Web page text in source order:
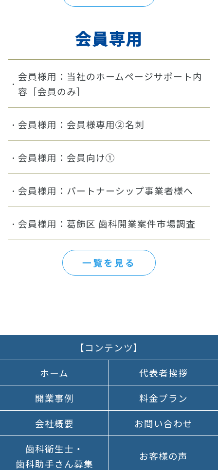
会員専用
会員様用：当社のホームページサポート内
容［会員のみ］
会員様用：会員様専用②名刺
会員様用：会員向け①
会員様用：パートナーシップ事業者様へ
会員様用：葛飾区 歯科開業案件市場調査
一覧を見る
【コンテンツ】
ホーム
代表者挨拶
開業事例
料金プラン
会社概要
お問い合わせ
歯科衛生士 ・
歯科助手さん募集
お客様の声